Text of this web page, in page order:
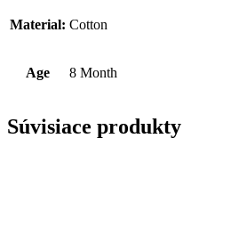
Material: Cotton
Age 8 Month
Súvisiace produkty